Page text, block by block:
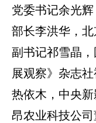
党委书记余光
部长李洪华，
副书记祁雪晶
展观察》杂志
热依木，中央
昂农业科技公司